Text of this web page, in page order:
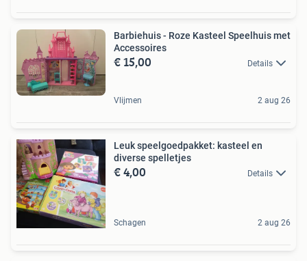
Barbiehuis - Roze Kasteel Speelhuis met
Accessoires
€ 15,00 Details
Vlijmen 2 aug 26
Leuk speelgoedpakket: kasteel en
diverse spelletjes
€ 4,00 Details
Schagen 2 aug 26